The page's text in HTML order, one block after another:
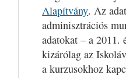
Alapítvány. Az
adminisztrációs
adatokat – a 2011.
kizárólag az
a kurzusokhoz